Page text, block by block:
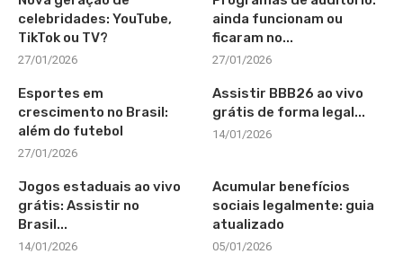
celebridades: YouTube,
TikTok ou TV?
27/01/2026
ainda funcionam ou
ficaram no...
27/01/2026
Esportes em
crescimento no Brasil:
além do futebol
27/01/2026
Assistir BBB26 ao vivo
grátis de forma legal...
14/01/2026
Jogos estaduais ao vivo
grátis: Assistir no
Brasil...
14/01/2026
Acumular benefícios
sociais legalmente: guia
atualizado
05/01/2026